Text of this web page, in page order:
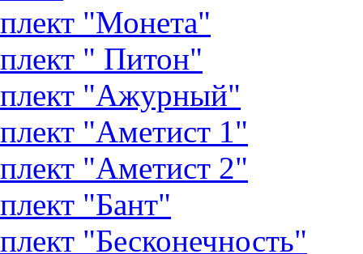
"Монета"
" Питон"
"Ажурный"
"Аметист 1"
"Аметист 2"
"Бант"
"Бесконечность"